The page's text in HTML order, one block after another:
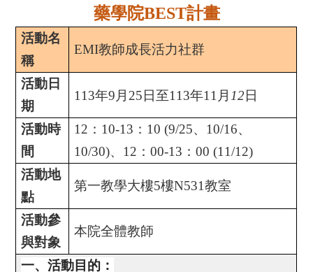
藥學院BEST計畫
活動名
稱
EMI教師成長活力社群
活動日
期
113年9 月 25 日至113年11 月 12 日
活動時
間
12 ： 10-13 ： 10 (9/25、10/16、
10/30)、12：00-13：00 (11/12)
活動地
點
第一教學大樓5樓N531教室
活動參
與對象
本院全體教師
一、活動目的：